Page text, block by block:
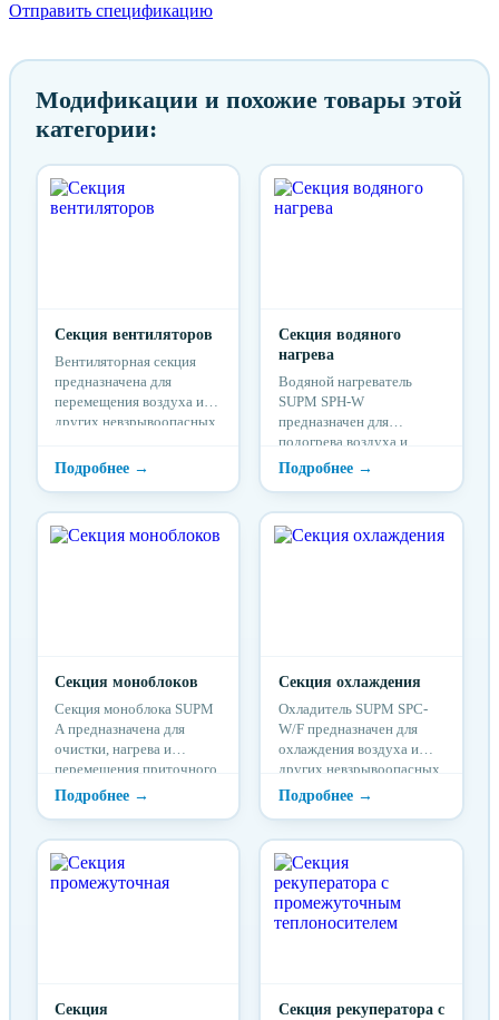
Отправить спецификацию
Модификации и похожие товары этой
категории:
Секция вентиляторов
Вентиляторная секция
предназначена для
перемещения воздуха и
других невзрывоопасных
системах вентиляции и
кондиционирования
Секция водяного
нагрева
Водяной нагреватель
SUPM SPH-W
предназначен для
подогрева воздуха и
других невзрывоопасных
газовых смесей в
кондиционирования
Секция моноблоков
Секция моноблока SUPM
A предназначена для
очистки, нагрева и
перемещения приточного
воздуха и других
невзрывоопасных
системах вентиляции и
кондиционирования
Секция охлаждения
Охладитель SUPM SPC-
W/F предназначен для
охлаждения воздуха и
других невзрывоопасных
газовых смесей в
системах вентиляции и
Секция
Секция рекуператора с